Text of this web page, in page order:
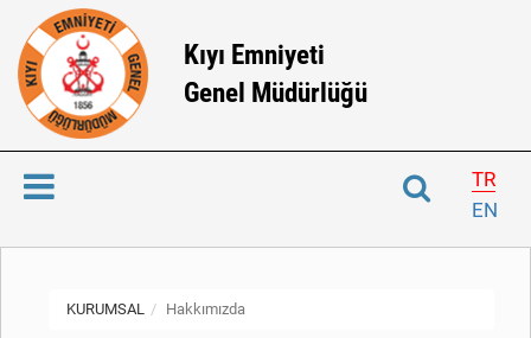
Kıyı Emniyeti
Genel Müdürlüğü
TR
EN
KURUMSAL Hakkımızda